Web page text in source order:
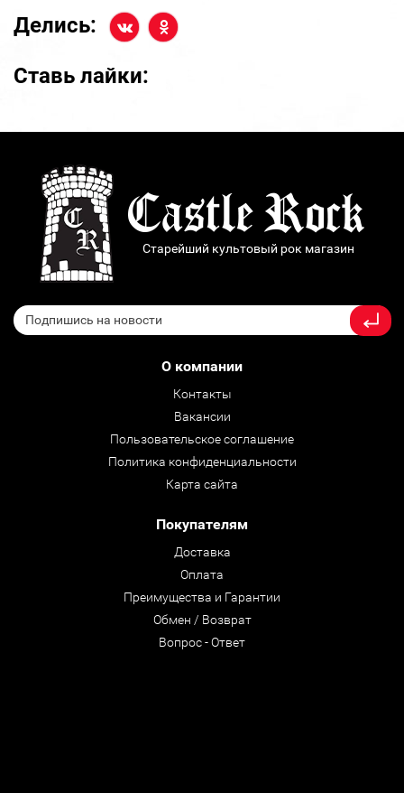
Делись:
Ставь лайки:
Старейший культовый рок магазин
О компании
Контакты
Вакансии
Пользовательское соглашение
Политика конфиденциальности
Карта сайта
Покупателям
Доставка
Оплата
Преимущества и Гарантии
Обмен / Возврат
Вопрос - Ответ